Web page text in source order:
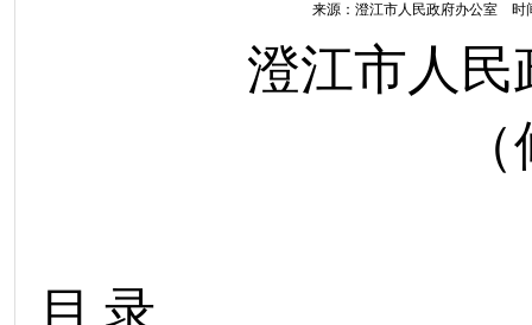
来源：澄江市人民政府办公室 时
澄江市人
目 录